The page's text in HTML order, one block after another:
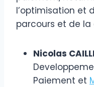
l’optimisation et
parcours et de
Nicolas
Paiement et